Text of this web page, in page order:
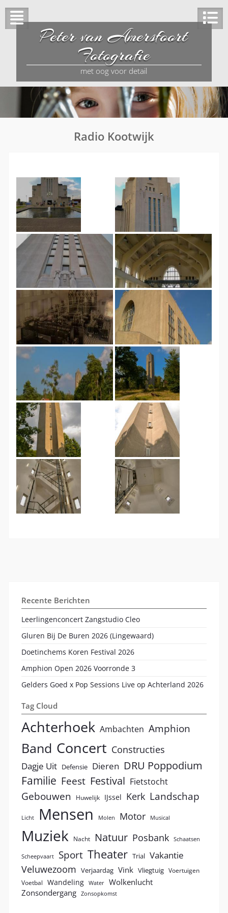
Peter van Amersfoort
Fotografie
met oog voor detail
Radio Kootwijk
Recente Berichten
Leerlingenconcert Zangstudio Cleo
Gluren Bij De Buren 2026 (Lingewaard)
Doetinchems Koren Festival 2026
Amphion Open 2026 Voorronde 3
Gelders Goed x Pop Sessions Live op Achterland 2026
Tag Cloud
Achterhoek Ambachten Amphion
Band Concert Constructies
Dagje Uit Defensie Dieren DRU Poppodium
Familie Feest Festival Fietstocht
Gebouwen Huwelijk IJssel Kerk Landschap
Licht Mensen Molen Motor Musical
Muziek Nacht Natuur Posbank Schaatsen
Scheepvaart Sport Theater Trial Vakantie
Veluwezoom Verjaardag Vink Vliegtuig Voertuigen
Voetbal
Wandeling Water
Wolkenlucht
Zonsondergang
Zonsopkomst